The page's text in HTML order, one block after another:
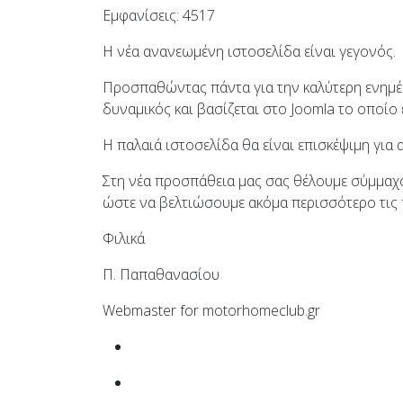
Εμφανίσεις: 4517
Η νέα ανανεωμένη ιστοσελίδα είναι γεγονός.
Προσπαθώντας πάντα για την καλύτερη
δυναμικός και βασίζεται στο Joomlaτο οποίο
Η παλαιά ιστοσελίδα θα είναι επισκέψιμη για
Στη νέα προσπάθεια μας σας θέλουμε
ώστε να βελτιώσουμε ακόμα περισσότερο
Φιλικά
Π. Παπαθανασίου
Webmaster for motorhomeclub.gr